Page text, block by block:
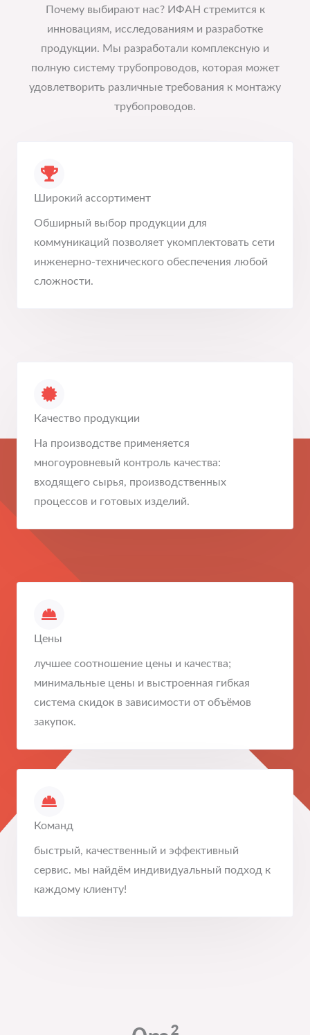
Почему выбирают нас? ИФАН стремится к
инновациям, исследованиям и разработке
продукции. Мы разработали комплексную и
полную систему трубопроводов, которая может
удовлетворить различные требования к монтажу
трубопроводов.
Широкий ассортимент
Обширный выбор продукции для
коммуникаций позволяет укомплектовать сети
инженерно-технического обеспечения любой
сложности.
Качество продукции
На производстве применяется
многоуровневый контроль качества:
входящего сырья, производственных
процессов и готовых изделий.
Цены
лучшее соотношение цены и качества;
минимальные цены и выстроенная гибкая
система скидок в зависимости от объёмов
закупок.
Команд
быстрый, качественный и эффективный
сервис. мы найдём индивидуальный подход к
каждому клиенту!